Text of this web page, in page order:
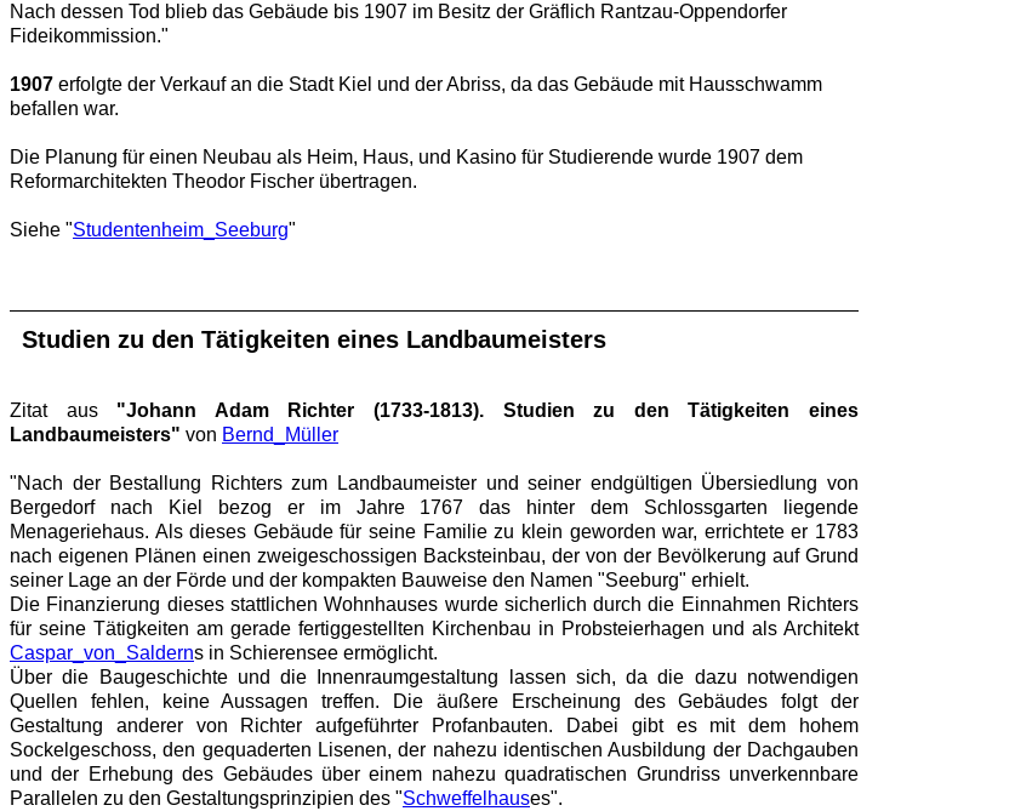
Nach dessen Tod blieb das Gebäude bis 1907 im Besitz der Gräflich Rantzau-Oppendorfer
Fideikommission."
1907 erfolgte der Verkauf an die Stadt Kiel und der Abriss, da das Gebäude mit Hausschwamm
befallen war.
Die Planung für einen Neubau als Heim, Haus, und Kasino für Studierende wurde 1907 dem
Reformarchitekten Theodor Fischer übertragen.
Siehe "Studentenheim_Seeburg"
Studien zu den Tätigkeiten eines Landbaumeisters
Zitat aus "Johann Adam Richter (1733-1813). Studien zu den Tätigkeiten eines
Landbaumeisters" von Bernd_Müller
"Nach der Bestallung Richters zum Landbaumeister und seiner endgültigen Übersiedlung von
Bergedorf nach Kiel bezog er im Jahre 1767 das hinter dem Schlossgarten liegende
Menageriehaus. Als dieses Gebäude für seine Familie zu klein geworden war, errichtete er 1783
nach eigenen Plänen einen zweigeschossigen Backsteinbau, der von der Bevölkerung auf Grund
seiner Lage an der Förde und der kompakten Bauweise den Namen "Seeburg" erhielt.
Die Finanzierung dieses stattlichen Wohnhauses wurde sicherlich durch die Einnahmen Richters
für seine Tätigkeiten am gerade fertiggestellten Kirchenbau in Probsteierhagen und als Architekt
Caspar_von_Salderns in Schierensee ermöglicht.
Über die Baugeschichte und die Innenraumgestaltung lassen sich, da die dazu notwendigen
Quellen fehlen, keine Aussagen treffen. Die äußere Erscheinung des Gebäudes folgt der
Gestaltung anderer von Richter aufgeführter Profanbauten. Dabei gibt es mit dem hohem
Sockelgeschoss, den gequaderten Lisenen, der nahezu identischen Ausbildung der Dachgauben
und der Erhebung des Gebäudes über einem nahezu quadratischen Grundriss unverkennbare
Parallelen zu den Gestaltungsprinzipien des "Schweffelhauses".